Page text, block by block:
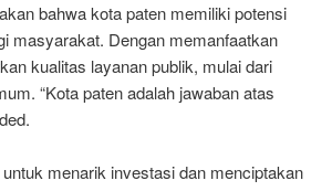
bahwa kota paten memiliki potensi
masyarakat. Dengan memanfaatkan
kualitas layanan publik, mulai dari
“Kota paten adalah jawaban atas
menarik investasi dan menciptakan